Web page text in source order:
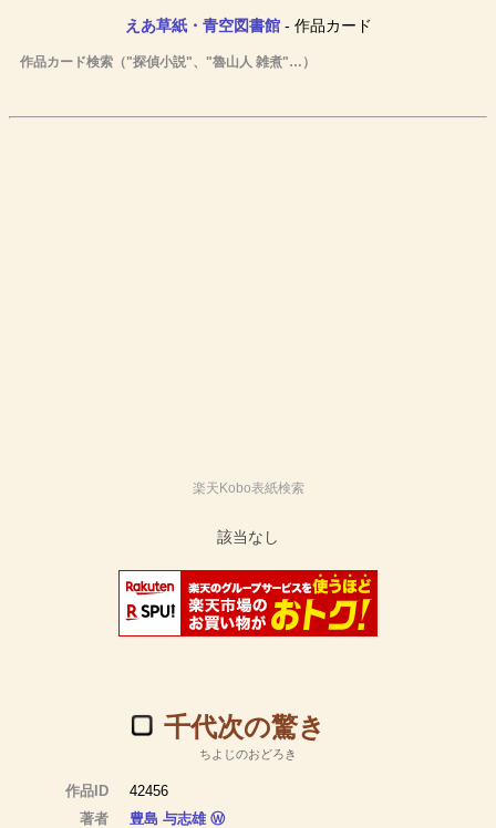
えあ草紙・青空図書館- 作品カード
作品カード検索（"探偵小説"、"魯山人 雑煮"…）
楽天Kobo表紙検索
千代次の驚き
ちよじのおどろき
作品ID
42456
著者
豊島 与志雄 Ⓦ